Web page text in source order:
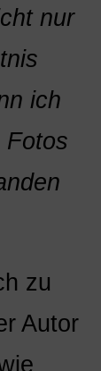
nur
ich
zu
Autor